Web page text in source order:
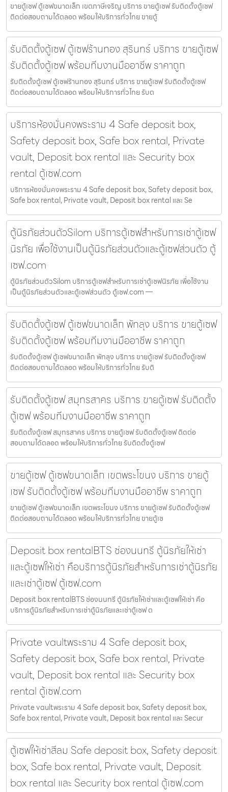
ขายตู้เซฟ ตู้เซฟขนาดเล็ก เขตภาษีเจริญ บริการ ขายตู้เซฟ รับติดตั้งตู้เซฟ
ติดต่อสอบถามได้ตลอด พร้อมให้บริการทั่วไทย ขายตู้
รับติดตั้งตู้เซฟ ตู้เซฟร้านทอง สุรินทร์ บริการ ขายตู้เซฟ
รับติดตั้งตู้เซฟ พร้อมทีมงานมืออาชีพ ราคาถูก
รับติดตั้งตู้เซฟ ตู้เซฟร้านทอง สุรินทร์ บริการ ขายตู้เซฟ รับติดตั้งตู้เซฟ
ติดต่อสอบถามได้ตลอด พร้อมให้บริการทั่วไทย รับต
บริการห้องมั่นคงพระราม 4 Safe deposit box,
Safety deposit box, Safe box rental, Private
vault, Deposit box rental และ Security box
rental ตู้เซฟ.com
บริการห้องมั่นคงพระราม 4 Safe deposit box, Safety deposit box,
Safe box rental, Private vault, Deposit box rental และ Se
ตู้นิรภัยส่วนตัวSilom บริการตู้เซฟสำหรับการเช่าตู้เซฟ
นิรภัย เพื่อใช้งานเป็นตู้นิรภัยส่วนตัวและตู้เซฟส่วนตัว ตู้
เซฟ.com
ตู้นิรภัยส่วนตัวSilom บริการตู้เซฟสำหรับการเช่าตู้เซฟนิรภัย เพื่อใช้งาน
เป็นตู้นิรภัยส่วนตัวและตู้เซฟส่วนตัว ตู้เซฟ.com —
รับติดตั้งตู้เซฟ ตู้เซฟขนาดเล็ก พัทลุง บริการ ขายตู้เซฟ
รับติดตั้งตู้เซฟ พร้อมทีมงานมืออาชีพ ราคาถูก
รับติดตั้งตู้เซฟ ตู้เซฟขนาดเล็ก พัทลุง บริการ ขายตู้เซฟ รับติดตั้งตู้เซฟ
ติดต่อสอบถามได้ตลอด พร้อมให้บริการทั่วไทย รับติ
รับติดตั้งตู้เซฟ สมุทรสาคร บริการ ขายตู้เซฟ รับติดตั้ง
ตู้เซฟ พร้อมทีมงานมืออาชีพ ราคาถูก
รับติดตั้งตู้เซฟ สมุทรสาคร บริการ ขายตู้เซฟ รับติดตั้งตู้เซฟ ติดต่อ
สอบถามได้ตลอด พร้อมให้บริการทั่วไทย รับติดตั้งตู้เซฟ
ขายตู้เซฟ ตู้เซฟขนาดเล็ก เขตพระโขนง บริการ ขายตู้
เซฟ รับติดตั้งตู้เซฟ พร้อมทีมงานมืออาชีพ ราคาถูก
ขายตู้เซฟ ตู้เซฟขนาดเล็ก เขตพระโขนง บริการ ขายตู้เซฟ รับติดตั้งตู้เซฟ
ติดต่อสอบถามได้ตลอด พร้อมให้บริการทั่วไทย ขายตู้เซ
Deposit box rentalBTS ช่องนนทรี ตู้นิรภัยให้เช่า
และตู้เซฟให้เช่า คือบริการตู้นิรภัยสำหรับการเช่าตู้นิรภัย
และเช่าตู้เซฟ ตู้เซฟ.com
Deposit box rentalBTS ช่องนนทรี ตู้นิรภัยให้เช่าและตู้เซฟให้เช่า คือ
บริการตู้นิรภัยสำหรับการเช่าตู้นิรภัยและเช่าตู้เซฟ ต
Private vaultพระราม 4 Safe deposit box,
Safety deposit box, Safe box rental, Private
vault, Deposit box rental และ Security box
rental ตู้เซฟ.com
Private vaultพระราม 4 Safe deposit box, Safety deposit box,
Safe box rental, Private vault, Deposit box rental และ Secur
ตู้เซฟให้เช่าสีลม Safe deposit box, Safety deposit
box, Safe box rental, Private vault, Deposit
box rental และ Security box rental ตู้เซฟ.com